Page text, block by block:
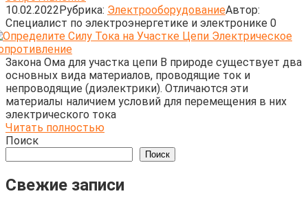
10.02.2022Рубрика: ЭлектрооборудованиеАвтор:
Cпециалист по электроэнергетике и электронике 0
Закона Ома для участка цепи В природе существует два
основных вида материалов, проводящие ток и
непроводящие (диэлектрики). Отличаются эти
материалы наличием условий для перемещения в них
электрического тока
Читать полностью
Поиск
Поиск
Свежие записи